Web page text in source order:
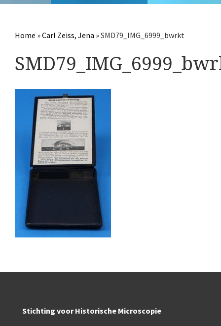
Microscopen
Elektrische meetapparatuur
Boeken
Makers
Images
Culpeper (ca. 1735)
Cuff (ca. 1745)
volgens Culpeper (1750-
Dollond, ‘Jones’ most improved type’ (1800-1830)
Home »Carl Zeiss, Jena »SMD79_IMG_6999_bwrkt
Stichting voor Historische Microscopie